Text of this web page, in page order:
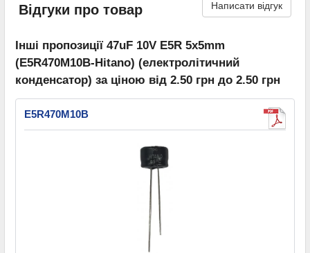
Відгуки про товар Написати відгук
Інші пропозиції 47uF 10V E5R 5x5mm
(E5R470M10B-Hitano) (електролітичний
конденсатор) за ціною від 2.50 грн до 2.50 грн
E5R470M10B